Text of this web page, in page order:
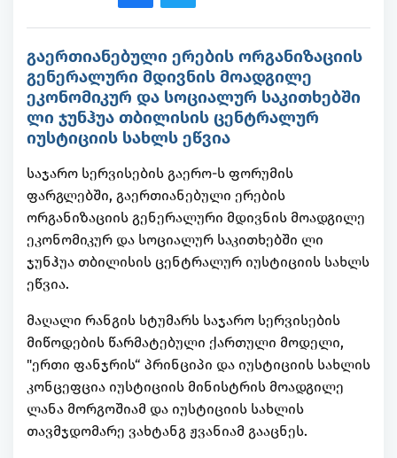
გაერთიანებული ერების ორგანიზაციის
გენერალური მდივნის მოადგილე
ეკონომიკურ და სოციალურ საკითხებში
ლი ჯუნჰუა თბილისის ცენტრალურ
იუსტიციის სახლს ეწვია
საჯარო სერვისების გაერო-ს ფორუმის
ფარგლებში, გაერთიანებული ერების
ორგანიზაციის გენერალური მდივნის მოადგილე
ეკონომიკურ და სოციალურ საკითხებში ლი
ჯუნჰუა თბილისის ცენტრალურ იუსტიციის სახლს
ეწვია.
მაღალი რანგის სტუმარს საჯარო სერვისების
მიწოდების წარმატებული ქართული მოდელი,
"ერთი ფანჯრის“ პრინციპი და იუსტიციის სახლის
კონცეფცია იუსტიციის მინისტრის მოადგილე
ლანა მორგოშიამ და იუსტიციის სახლის
თავმჯდომარე ვახტანგ ჟვანიამ გააცნეს.